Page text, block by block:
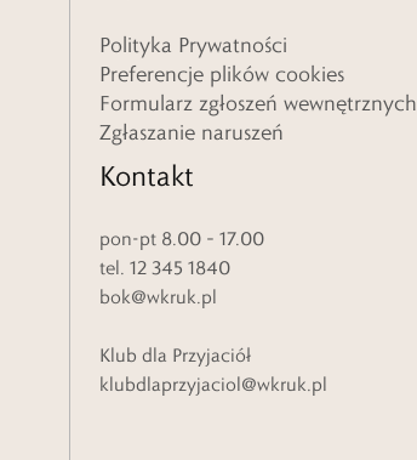
Polityka Prywatności
Preferencje plików cookies
Formularz zgłoszeń wewnętrznych
Zgłaszanie naruszeń
Kontakt
pon-pt 8.00 – 17.00
tel. 12 345 1840
bok@wkruk.pl
Klub dla Przyjaciół
klubdlaprzyjaciol@wkruk.pl